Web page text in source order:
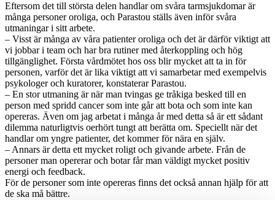
Eftersom det till största delen handlar om svåra tarmsjukdomar är
många personer oroliga, och Parastou ställs även inför svåra
utmaningar i sitt arbete.
– Visst är många av våra patienter oroliga och det är därför viktigt att
vi jobbar i team och har bra rutiner med återkoppling och hög
tillgänglighet. Första vårdmötet hos oss blir mycket att ta in för
personen, varför det är lika viktigt att vi samarbetar med exempelvis
psykologer och kuratorer, konstaterar Parastou.
– En stor utmaning är när man tvingas ge tråkiga besked till en
person med spridd cancer som inte går att bota och som inte kan
opereras. Även om jag arbetat i många år med detta så är ett sådant
dilemma naturligtvis oerhört tungt att berätta om. Speciellt när det
handlar om yngre patienter, det kommer för nära en själv.
– Annars är detta ett mycket roligt och givande arbete. Från de
personer man opererar och botar får man väldigt mycket positiv
energi och feedback.
För de personer som inte opereras finns det också annan hjälp för att
de ska må bättre.